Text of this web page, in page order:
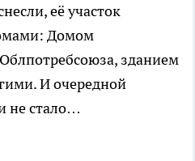
её участок
Домом
зданием
И очередной
не стало…